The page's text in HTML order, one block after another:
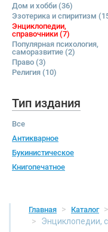
Дом и хобби (36)
Эзотерика и спиритизм
Энциклопедии,
справочники (7)
Популярная психология,
саморазвитие (2)
Право (3)
Религия (10)
Тип издания
Все
Антикварное
Букинистическое
Книгопечатное
Главная Каталог
Энциклопедии,